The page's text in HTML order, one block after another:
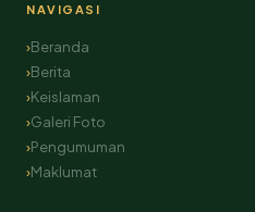
NAVIGASI
Beranda
Berita
Keislaman
Galeri Foto
Pengumuman
Maklumat